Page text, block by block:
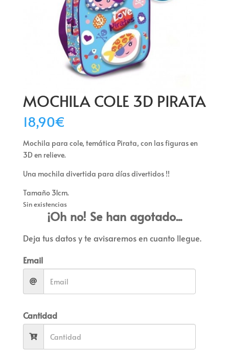
MOCHILA COLE 3D PIRATA
18,90€
Mochila para cole, temática Pirata, con las figuras en
3D en relieve.
Una mochila divertida para días divertidos !!
Tamaño 31cm.
Sin existencias
¡Oh no! Se han agotado...
Deja tus datos y te avisaremos en cuanto llegue.
Email
Cantidad